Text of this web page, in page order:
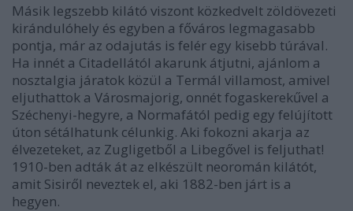
Másik legszebb kilátó viszont közkedvelt zöldövezeti
kirándulóhely és egyben a főváros legmagasabb
pontja, már az odajutás is felér egy kisebb túrával.
Ha innét a Citadellától akarunk átjutni, ajánlom a
nosztalgia járatok közül a Termál villamost, amivel
eljuthattok a Városmajorig, onnét fogaskerekűvel a
Széchenyi-hegyre, a Normafától pedig egy felújított
úton sétálhatunk célunkig. Aki fokozni akarja az
élvezeteket, az Zugligetből a Libegővel is feljuthat!
1910-ben adták át az elkészült neoromán kilátót,
amit Sisiről neveztek el, aki 1882-ben járt is a
hegyen.